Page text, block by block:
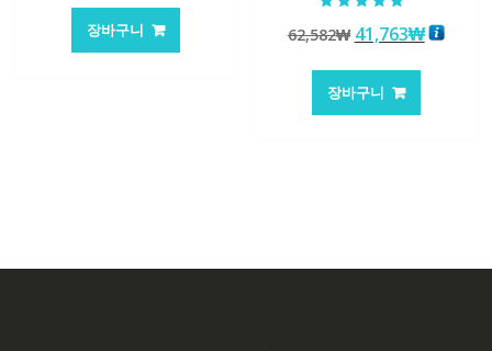
가
격:
장바구니
5.00
로 평가됨
62,582₩ 원
가
격:
41,763₩현
장바구니